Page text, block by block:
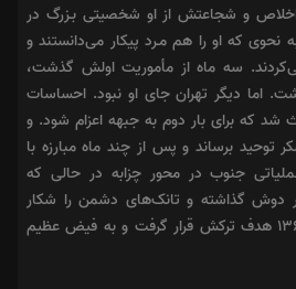
و شجاعتش از او شخصیتی بـزرگ در
نحوی که او را هم مـرد پیکار می‌دانستند و
سه ماه از مأموریت اولش گذشت،
اما دیگر تهران جای او نبود. احساسات
شد که برای بار دوم به جبهه اعزام شود. و
توحید برساند و پس از چند ماه مبارزه با
جنوب در محور چزابه در حالی که
دوش گذاشته و تانک‌های دشمن را شکار
می‌کرد در صبح روز ۱۳۶۰/۱۱/۲۴ هدف ترکش قرار گرفت و به فیض عظیم